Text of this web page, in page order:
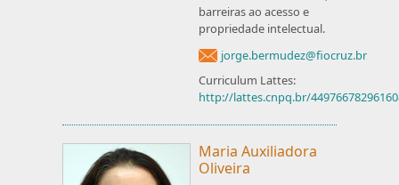
barreiras ao acesso e
propriedade intelectual.
jorge.bermudez@fiocruz.br
Curriculum Lattes:
http://lattes.cnpq.br/
Maria Auxiliadora
Oliveira